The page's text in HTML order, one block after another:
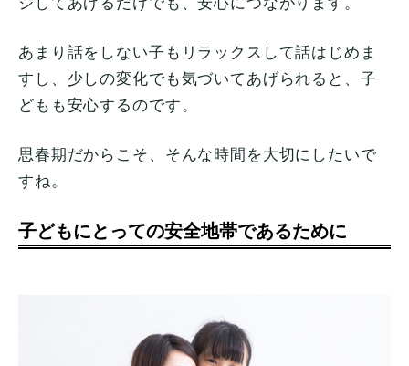
あまり話をしない子もリラックスして話はじめま
すし、少しの変化でも気づいてあげられると、子
どもも安心するのです。
思春期だからこそ、そんな時間を大切にしたいで
すね。
子どもにとっての安全地帯であるために